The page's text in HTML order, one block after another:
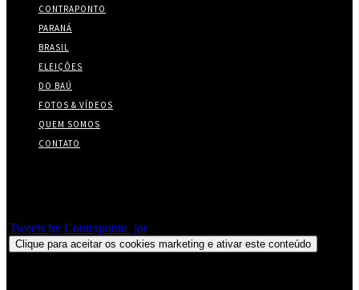
CONTRAPONTO
PARANÁ
BRASIL
ELEIÇÕES
DO BAÚ
FOTOS & VÍDEOS
QUEM SOMOS
CONTATO
Tweets by Contraponto_jor
Clique para aceitar os cookies marketing e ativar este conteúdo